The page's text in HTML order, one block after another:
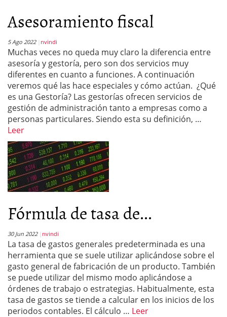
Asesoramiento fiscal
5 Ago 2022 nvindi
Muchas veces no queda muy claro la diferencia entre
asesoría y gestoría, pero son dos servicios muy
diferentes en cuanto a funciones. A continuación
veremos qué las hace especiales y cómo actúan. ¿Qué
es una Gestoría? Las gestorías ofrecen servicios de
gestión de administración tanto a empresas como a
personas particulares. Siendo esta su definición, …
Leer
Fórmula de tasa de...
30 Jun 2022 nvindi
La tasa de gastos generales predeterminada es una
herramienta que se suele utilizar aplicándose sobre el
gasto general de fabricación de un producto. También
se puede utilizar del mismo modo aplicándose a
órdenes de trabajo o estrategias. Habitualmente, esta
tasa de gastos se tiende a calcular en los inicios de los
periodos contables. El cálculo … Leer